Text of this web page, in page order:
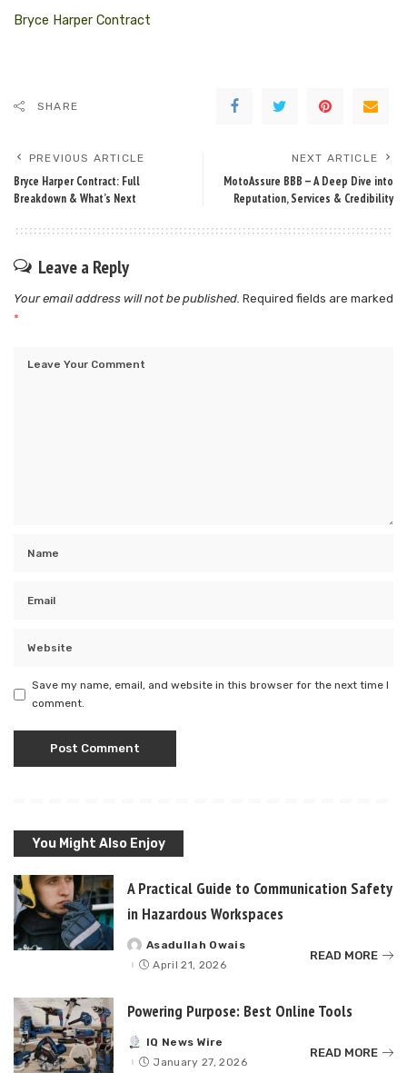
Bryce Harper Contract
SHARE
PREVIOUS ARTICLE
Bryce Harper Contract: Full
Breakdown & What’s Next
NEXT ARTICLE
MotoAssure BBB — A Deep Dive into
Reputation, Services & Credibility
Leave a Reply
Your email address will not be published. Required fields are marked
*
Save my name, email, and website in this browser for the next time I
comment.
You Might Also Enjoy
A Practical Guide to Communication Safety
in Hazardous Workspaces
Posted
by
Asadullah Owais
April 21, 2026
READ MORE
Powering Purpose: Best Online Tools
Posted
by
IQ News Wire
January 27, 2026
READ MORE